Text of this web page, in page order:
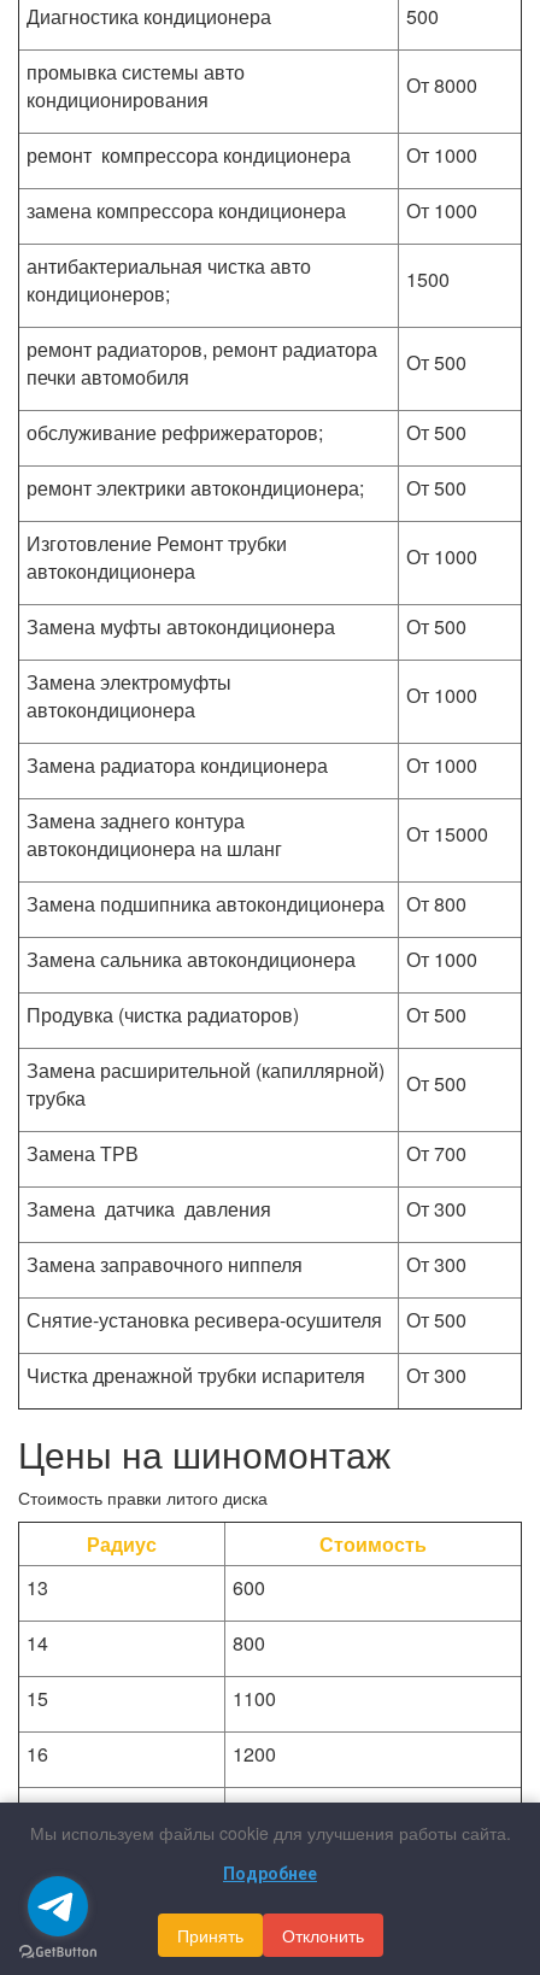
Диагностика кондиционера
500
промывка системы авто
кондиционирования
От 8000
ремонт компрессора кондиционера
От 1000
замена компрессора кондиционера
От 1000
антибактериальная чистка авто
кондиционеров;
1500
ремонт радиаторов, ремонт радиатора
печки автомобиля
От 500
обслуживание рефрижераторов;
От 500
ремонт электрики автокондиционера;
От 500
Изготовление Ремонт трубки
автокондиционера
От 1000
Замена муфты автокондиционера
От 500
Замена электромуфты
автокондиционера
От 1000
Замена радиатора кондиционера
От 1000
Замена заднего контура
автокондиционера на шланг
От 15000
Замена подшипника автокондиционера
От 800
Замена сальника автокондиционера
От 1000
Продувка (чистка радиаторов)
От 500
Замена расширительной (капиллярной)
трубка
От 500
Замена ТРВ
От 700
Замена датчика давления
От 300
Замена заправочного ниппеля
От 300
Снятие-установка ресивера-осушителя
От 500
Чистка дренажной трубки испарителя
От 300
Цены на шиномонтаж
Стоимость правки литого диска
Радиус
Стоимость
13
600
14
800
15
1100
16
1200
17
1400
1900
19
2200
Мы используем файлы cookie для улучшения работы сайта.
Подробнее
Принять Отклонить